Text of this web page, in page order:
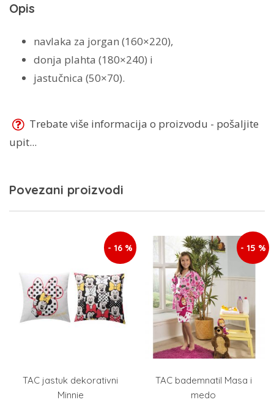
Opis
navlaka za jorgan (160×220),
donja plahta (180×240) i
jastučnica (50×70).
Trebate više informacija o proizvodu - pošaljite
upit...
Povezani proizvodi
- 16 %
TAC jastuk dekorativni
Minnie
- 15 %
TAC bademnatil Masa i
medo